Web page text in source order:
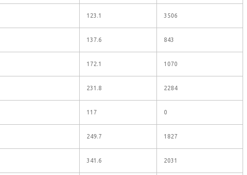
123.1 3506
137.6 843
172.1 1070
231.8 2284
117 0
249.7 1827
341.6 2031